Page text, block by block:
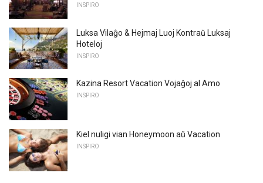
INSPIRO
Luksa Vilaĝo & Hejmaj Luoj Kontraŭ Luksaj
Hoteloj
INSPIRO
Kazina Resort Vacation Vojaĝoj al Amo
INSPIRO
Kiel nuligi vian Honeymoon aŭ Vacation
INSPIRO